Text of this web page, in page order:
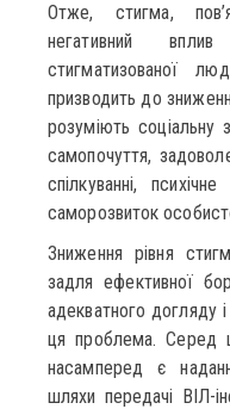
Отже, стигма,
негативний
стигматизованої
призводить до
розуміють соціальну
самопочуття,
спілкуванні,
саморозвиток
Зниження рівня
задля ефективної
адекватного догляду
ця проблема. Серед
насамперед є
шляхи передачі ВІЛ-